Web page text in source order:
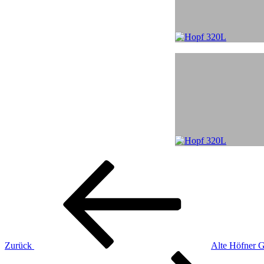
Beitragsnavigation
Zurück
Alte Höfner